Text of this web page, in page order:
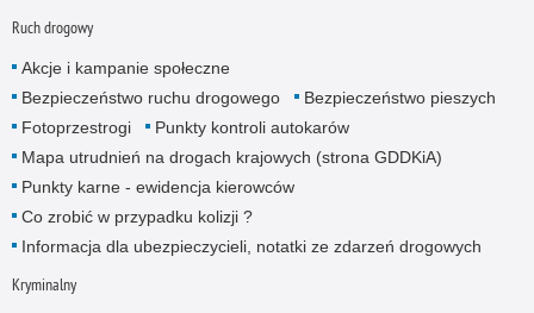
Ruch drogowy
Akcje i kampanie społeczne
Bezpieczeństwo ruchu drogowego
Bezpieczeństwo pieszych
Fotoprzestrogi
Punkty kontroli autokarów
Mapa utrudnień na drogach krajowych (strona GDDKiA)
Punkty karne - ewidencja kierowców
Co zrobić w przypadku kolizji ?
Informacja dla ubezpieczycieli, notatki ze zdarzeń drogowych
Kryminalny